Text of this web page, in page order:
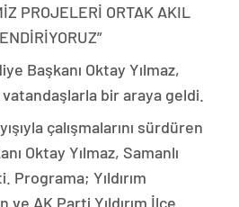
PROJELERİ ORTAK AKIL
Başkanı Oktay Yılmaz,
vatandaşlarla bir araya geldi.
çalışmalarını sürdüren
Oktay Yılmaz, Samanlı
Programa; Yıldırım
ve AK Parti Yıldırım İlçe